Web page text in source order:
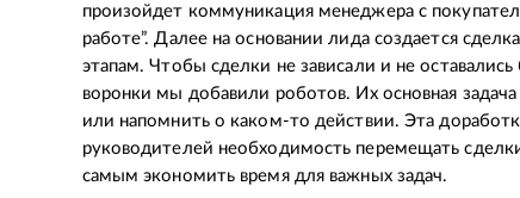
произойдет коммуникация менеджера с
работе”. Далее на основании лида создается
этапам. Чтобы сделки не зависали и не
воронки мы добавили роботов. Их основная
или напомнить о каком-то действии. Эта
руководителей необходимость перемещать
самым экономить время для важных задач.